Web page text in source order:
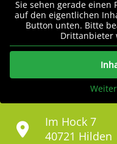
Sie sehen gerade einen
auf den eigentlichen
Button unten. Bitte
Drittanbieter
Im Hock 7
40721 Hilden